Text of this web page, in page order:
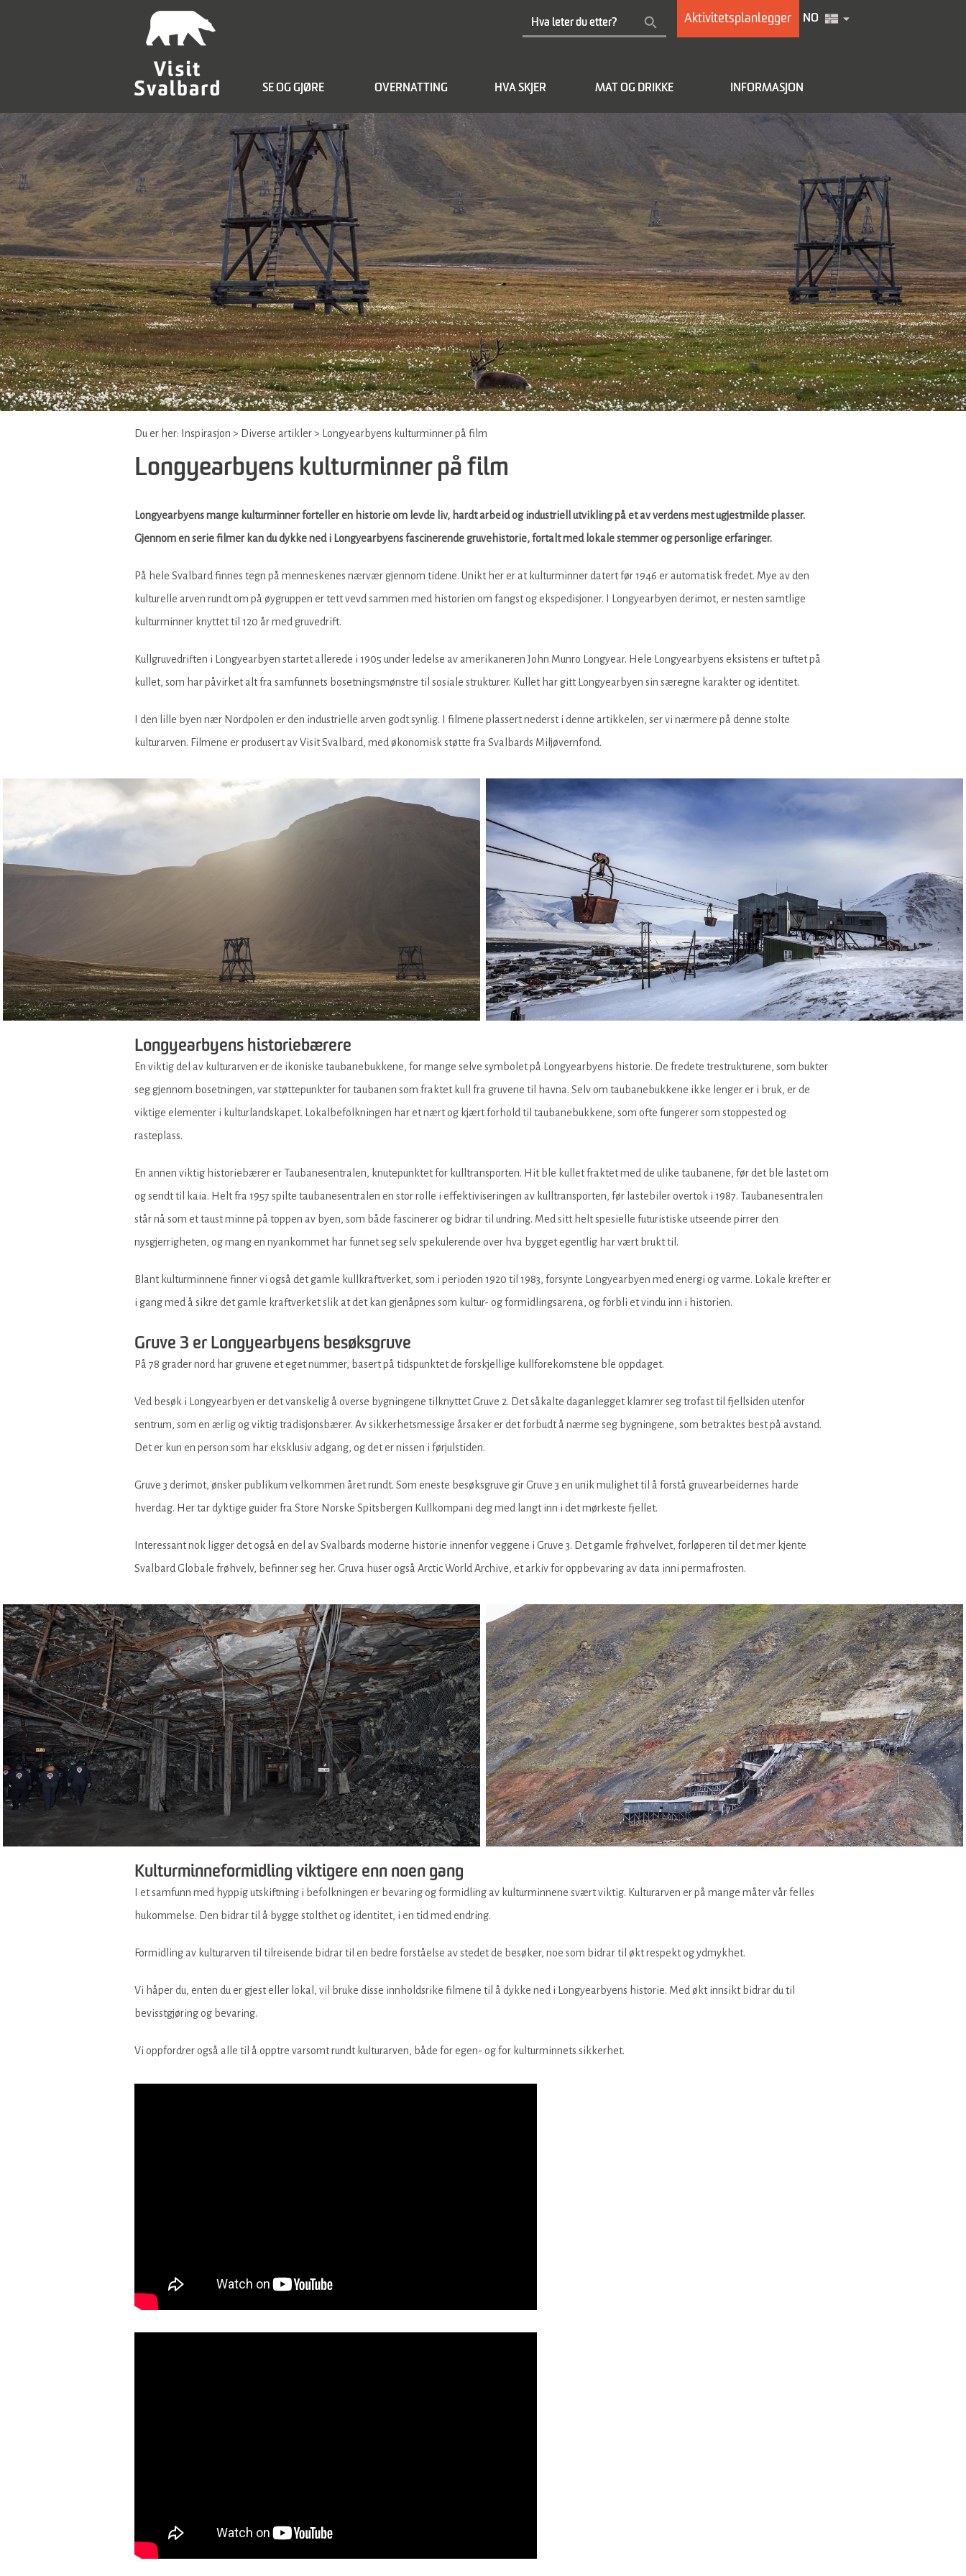
Aktivitetsplanlegger NO
SE OG GJØRE OVERNATTING HVA SKJER MAT OG DRIKKE INFORMASJON
Du er her: Inspirasjon > Diverse artikler> Longyearbyens kulturminner på film
Longyearbyens kulturminner på film
Longyearbyens mange kulturminner forteller en historie om levde liv, hardt arbeid og industriell utvikling på et av verdens mest ugjestmilde plasser.
Gjennom en serie filmer kan du dykke ned i Longyearbyens fascinerende gruvehistorie, fortalt med lokale stemmer og personlige erfaringer.
På hele Svalbard finnes tegn på menneskenes nærvær gjennom tidene. Unikt her er at kulturminner datert før 1946 er automatisk fredet. Mye av den
kulturelle arven rundt om på øygruppen er tett vevd sammen med historien om fangst og ekspedisjoner. I Longyearbyen derimot, er nesten samtlige
kulturminner knyttet til 120 år med gruvedrift.
Kullgruvedriften i Longyearbyen startet allerede i 1905 under ledelse av amerikaneren John Munro Longyear. Hele Longyearbyens eksistens er tuftet på
kullet, som har påvirket alt fra samfunnets bosetningsmønstre til sosiale strukturer. Kullet har gitt Longyearbyen sin særegne karakter og identitet.
I den lille byen nær Nordpolen er den industrielle arven godt synlig. I filmene plassert nederst i denne artikkelen, ser vi nærmere på denne stolte
kulturarven. Filmene er produsert av Visit Svalbard, med økonomisk støtte fra Svalbards Miljøvernfond.
Longyearbyens historiebærere
En viktig del av kulturarven er de ikoniske taubanebukkene, for mange selve symbolet på Longyearbyens historie. De fredete trestrukturene, som bukter
seg gjennom bosetningen, var støttepunkter for taubanen som fraktet kull fra gruvene til havna. Selv om taubanebukkene ikke lenger er i bruk, er de
viktige elementer i kulturlandskapet. Lokalbefolkningen har et nært og kjært forhold til taubanebukkene, som ofte fungerer som stoppested og
rasteplass.
En annen viktig historiebærer er Taubanesentralen, knutepunktet for kulltransporten. Hit ble kullet fraktet med de ulike taubanene, før det ble lastet om
og sendt til kaia. Helt fra 1957 spilte taubanesentralen en stor rolle i effektiviseringen av kulltransporten, før lastebiler overtok i 1987. Taubanesentralen
står nå som et taust minne på toppen av byen, som både fascinerer og bidrar til undring. Med sitt helt spesielle futuristiske utseende pirrer den
nysgjerrigheten, og mang en nyankommet har funnet seg selv spekulerende over hva bygget egentlig har vært brukt til.
Blant kulturminnene finner vi også det gamle kullkraftverket, som i perioden 1920 til 1983, forsynte Longyearbyen med energi og varme. Lokale krefter er
i gang med å sikre det gamle kraftverket slik at det kan gjenåpnes som kultur- og formidlingsarena, og forbli et vindu inn i historien.
Gruve 3 er Longyearbyens besøksgruve
På 78 grader nord har gruvene et eget nummer, basert på tidspunktet de forskjellige kullforekomstene ble oppdaget.
Ved besøk i Longyearbyen er det vanskelig å overse bygningene tilknyttet Gruve 2. Det såkalte daganlegget klamrer seg trofast til fjellsiden utenfor
sentrum, som en ærlig og viktig tradisjonsbærer. Av sikkerhetsmessige årsaker er det forbudt å nærme seg bygningene, som betraktes best på avstand.
Det er kun en person som har eksklusiv adgang, og det er nissen i førjulstiden.
Gruve 3 derimot, ønsker publikum velkommen året rundt. Som eneste besøksgruve gir Gruve 3 en unik mulighet til å forstå gruvearbeidernes harde
hverdag. Her tar dyktige guider fra Store Norske Spitsbergen Kullkompani deg med langt inn i det mørkeste fjellet.
Interessant nok ligger det også en del av Svalbards moderne historie innenfor veggene i Gruve 3. Det gamle frøhvelvet, forløperen til det mer kjente
Svalbard Globale frøhvelv, befinner seg her. Gruva huser også Arctic World Archive, et arkiv for oppbevaring av data inni permafrosten.
Kulturminneformidling viktigere enn noen gang
I et samfunn med hyppig utskiftning i befolkningen er bevaring og formidling av kulturminnene svært viktig. Kulturarven er på mange måter vår felles
hukommelse. Den bidrar til å bygge stolthet og identitet, i en tid med endring.
Formidling av kulturarven til tilreisende bidrar til en bedre forståelse av stedet de besøker, noe som bidrar til økt respekt og ydmykhet.
Vi håper du, enten du er gjest eller lokal, vil bruke disse innholdsrike filmene til å dykke ned i Longyearbyens historie. Med økt innsikt bidrar du til
bevisstgjøring og bevaring.
Vi oppfordrer også alle til å opptre varsomt rundt kulturarven, både for egen- og for kulturminnets sikkerhet.